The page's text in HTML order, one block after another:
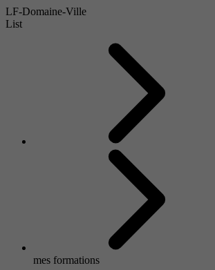
LF-Domaine-Ville
List
mes formations